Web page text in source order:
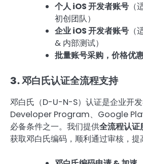
个人 iOS 开发者账号
初创团队）
企业 iOS 开发者账号
& 内部测试）
批量账号采购，价格优
3. 邓白氏认证全流程支持
邓白氏（D-U-N-S）认证是企业开
Developer Program、Google
必备条件之一。我们提供全流程认证
获取邓白氏编码，顺利通过审核，提